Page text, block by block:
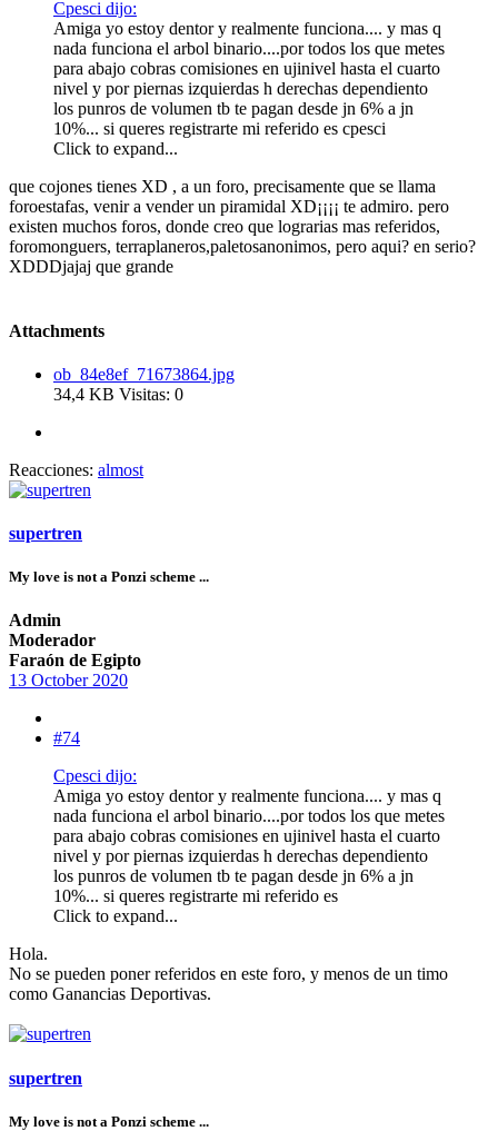
Cpesci dijo:
Amiga yo estoy dentor y realmente funciona.... y mas q
nada funciona el arbol binario....por todos los que metes
para abajo cobras comisiones en ujinivel hasta el cuarto
nivel y por piernas izquierdas h derechas dependiento
los punros de volumen tb te pagan desde jn 6% a jn
10%... si queres registrarte mi referido es cpesci
Click to expand...
que cojones tienes XD , a un foro, precisamente que se llama
foroestafas, venir a vender un piramidal XD¡¡¡¡ te admiro. pero
existen muchos foros, donde creo que lograrias mas referidos,
foromonguers, terraplaneros,paletosanonimos, pero aqui? en serio?
XDDDjajaj que grande
Attachments
ob_84e8ef_71673864.jpg
34,4 KB Visitas: 0
Reacciones: almost
supertren
My love is not a Ponzi scheme ...
Admin
Moderador
Faraón de Egipto
13 October 2020
#74
Cpesci dijo:
Amiga yo estoy dentor y realmente funciona.... y mas q
nada funciona el arbol binario....por todos los que metes
para abajo cobras comisiones en ujinivel hasta el cuarto
nivel y por piernas izquierdas h derechas dependiento
los punros de volumen tb te pagan desde jn 6% a jn
10%... si queres registrarte mi referido es
Click to expand...
Hola.
No se pueden poner referidos en este foro, y menos de un timo
como Ganancias Deportivas.
supertren
My love is not a Ponzi scheme ...